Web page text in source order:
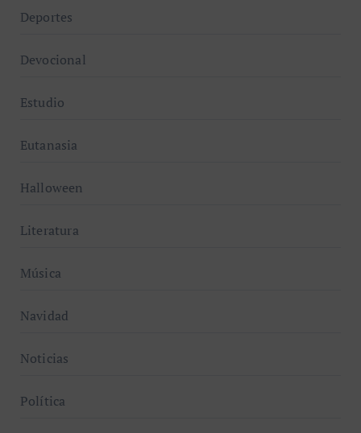
Deportes
Devocional
Estudio
Eutanasia
Halloween
Literatura
Música
Navidad
Noticias
Política